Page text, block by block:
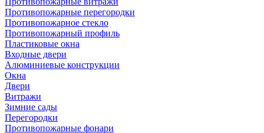
Противопожарные перегородки
Противопожарное стекло
Противопожарный профиль
Пластиковые окна
Входные двери
Алюминиевые конструкции
Окна
Двери
Витражи
Зимние сады
Перегородки
Противопожарные фонари